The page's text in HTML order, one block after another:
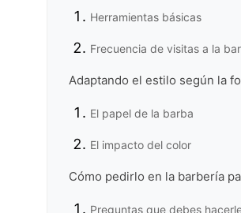
Herramientas básicas
Frecuencia de visitas a la
Adaptando el estilo según la
El papel de la barba
El impacto del color
Cómo pedirlo en la barbería
Preguntas que debes